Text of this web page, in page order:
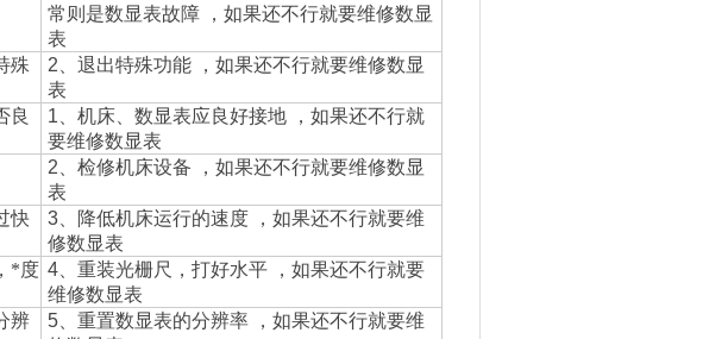
常则是数显表故障 ， 如果还不行就要维修数显
表
殊
2 、退出特殊功能 ， 如果还不行就要维修数显
表
良
1 、机床、数显表应良好接地 ， 如果还不行就
要维修数显表
2 、检修机床设备 ， 如果还不行就要维修数显
表
快 3 、降低机床运行的速度 ， 如果还不行就要维
修数显表
*度 4 、重装光栅尺，打好水平 ， 如果还不行就要
维修数显表
辨
5 、重置数显表的分辨率 ， 如果还不行就要维